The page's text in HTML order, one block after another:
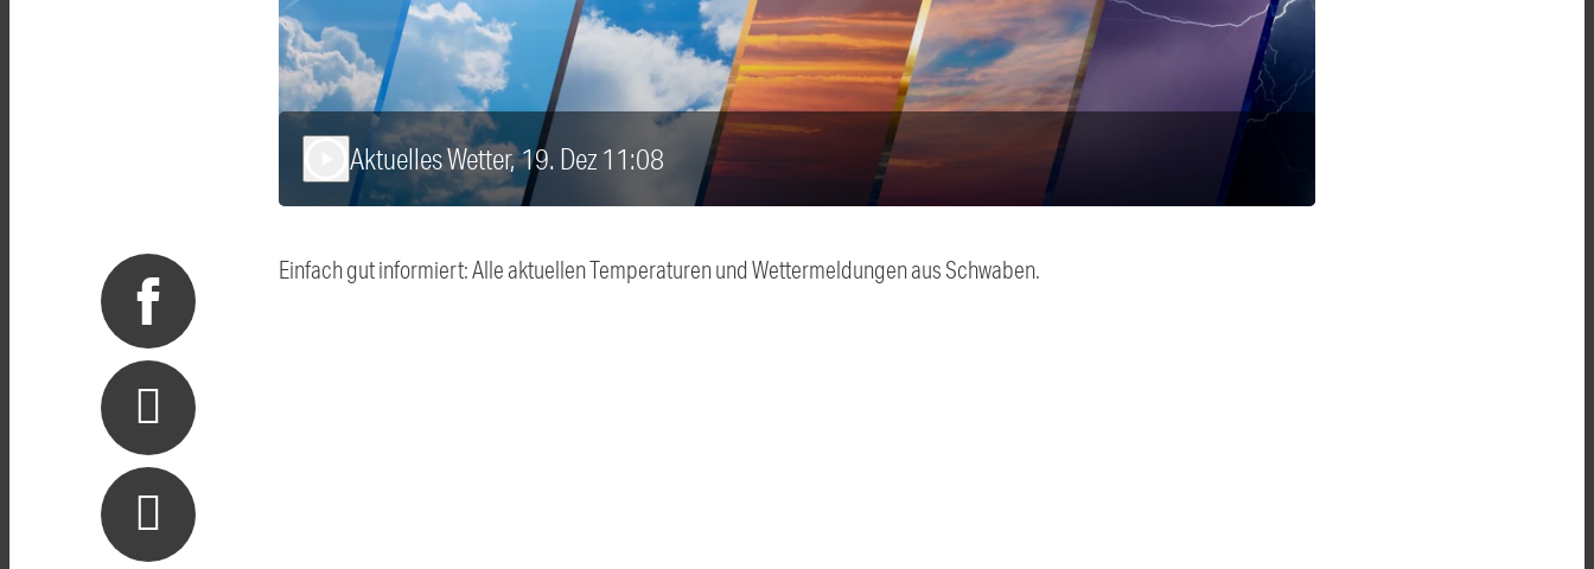
Aktuelles Wetter, 19. Dez 11:08
Einfach gut informiert: Alle aktuellen Temperaturen und Wettermeldungen aus Schwaben.